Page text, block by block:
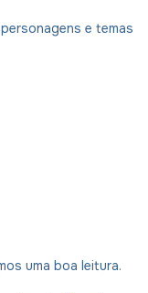
e temas
uma boa leitura.